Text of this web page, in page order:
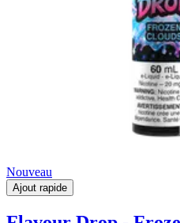
Nouveau
Ajout rapide